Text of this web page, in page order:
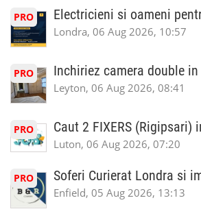
PRO Electricieni si oameni
Londra, 06 Aug 2026, 10:57
PRO Inchiriez camera double in
Leyton, 06 Aug 2026, 08:41
PRO Caut 2 FIXERS (Rigipsari)
Luton, 06 Aug 2026, 07:20
PRO Soferi Curierat Londra si
Enfield, 05 Aug 2026, 13:13